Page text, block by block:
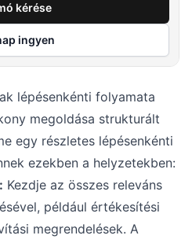
kérése
ingyen
lépésenkénti folyamata
megoldása strukturált
egy részletes lépésenkénti
ezekben a helyzetekben:
Kezdje az összes releváns
például értékesítési
megrendelések. A